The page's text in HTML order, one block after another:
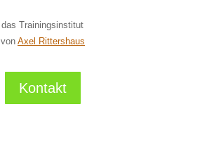
das Trainingsinstitut
von Axel Rittershaus
Kontakt